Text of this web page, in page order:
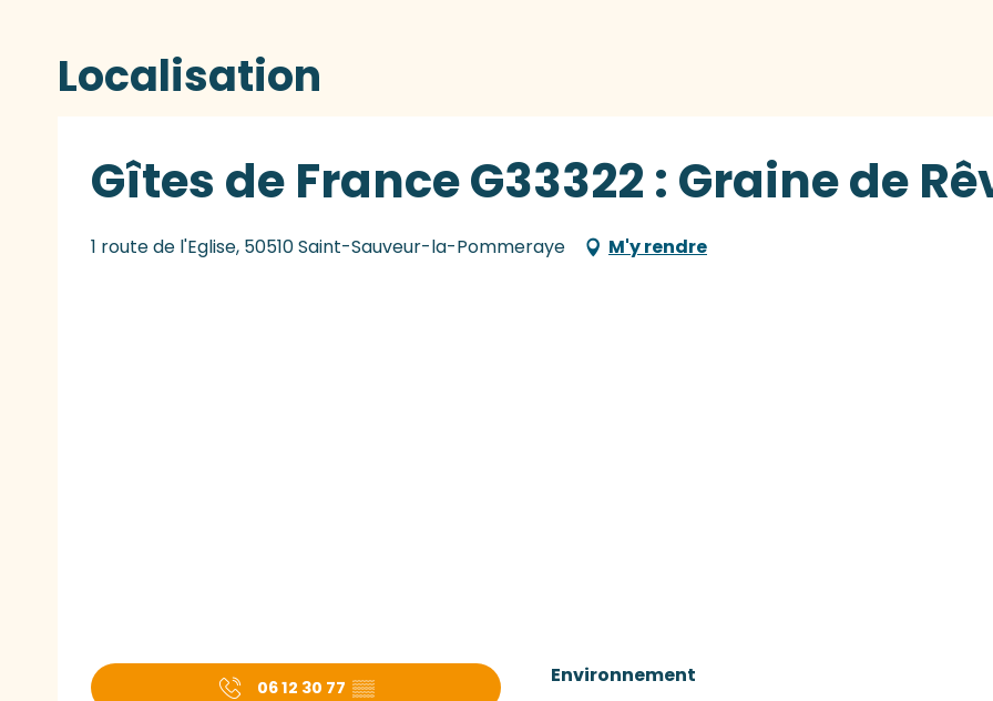
Localisation
Gîtes de France G33322 : Graine de
1 route de l'Eglise, 50510 Saint-Sauveur-la-Pommeraye M'y rendre
06 12 30 77 ▒▒
Environnement
Environnement